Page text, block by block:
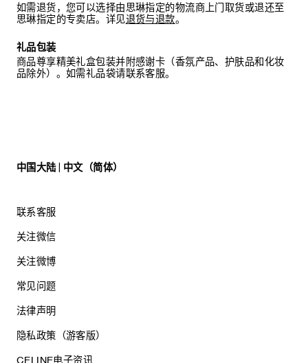
如需退货，您可以选择由思琳指定的物流商上门取货或退还至
思琳指定的专卖店。详见退货与退款。
礼品包装
商品尊享精美礼盒包装并附感谢卡（香氛产品、护肤品和化妆
品除外）。如需礼品袋请联系客服。
中国大陆 | 中文（简体）
联系客服
关注微信
关注微博
常见问题
法律声明
隐私政策（游客版）
CELINE电子资讯